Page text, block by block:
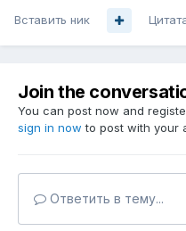
Вставить ник
Join the
You can post now and
sign in now to post with your
Ответить в тему...